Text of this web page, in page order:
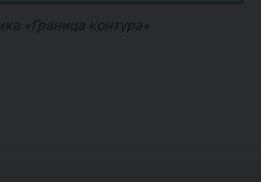
«Граница контура»